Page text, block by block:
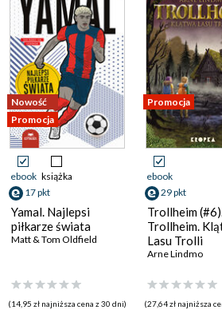
Nowość
Promocja
ebook książka
17 pkt
Yamal. Najlepsi
piłkarze świata
Matt & Tom Oldfield
(14,95 zł najniższa cena z 30 dni)
Promocja
ebook
29 pkt
Trollheim
Trollheim.
Lasu Trolli
Arne Lindmo
(27,64 zł najniższa